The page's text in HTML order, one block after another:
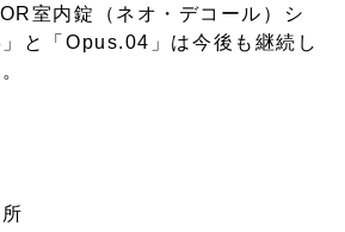
室内錠（ネオ・デコール）シ
と「Opus.04」は今後も継続し